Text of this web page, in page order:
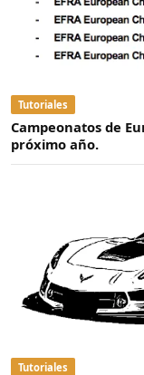
Tutoriales
Campeonatos de
próximo año.
Tutoriales